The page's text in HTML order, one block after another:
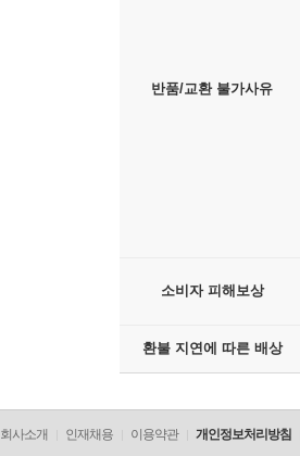
반품/교환 불가사유
소비자 피해보상
환불 지연에 따른 배상
회사소개 인재채용 이용약관 개인정보처리방침